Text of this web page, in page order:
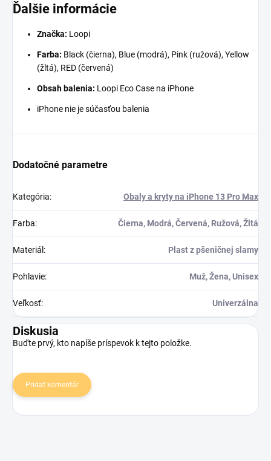
Ďalšie informácie
Značka: Loopi
Farba: Black (čierna), Blue (modrá), Pink (ružová), Yellow
(žltá), RED (červená)
Obsah balenia: Loopi Eco Case na iPhone
iPhone nie je súčasťou balenia
Dodatočné parametre
Kategória: Obaly a kryty na iPhone 13 Pro Max
Farba: Čierna, Modrá, Červená, Ružová, Žltá
Materiál : Plast z pšeničnej slamy
Pohlavie: Muž, Žena, Unisex
Veľkosť: Univerzálna
Diskusia
Buďte prvý, kto napíše príspevok k tejto položke.
Pridať komentár